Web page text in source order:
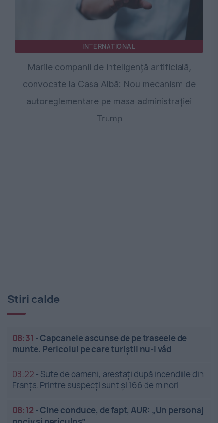
INTERNATIONAL
Marile companii de inteligență artificială,
convocate la Casa Albă: Nou mecanism de
autoreglementare pe masa administrației
Trump
Stiri calde
08:31 -Capcanele ascunse de pe traseele de
munte. Pericolul pe care turiștii nu-l văd
08:22 - Sute de oameni, arestați după incendiile din
Franța. Printre suspecți sunt și 166 de minori
08:12 -Cine conduce, de fapt, AUR: „Un personaj